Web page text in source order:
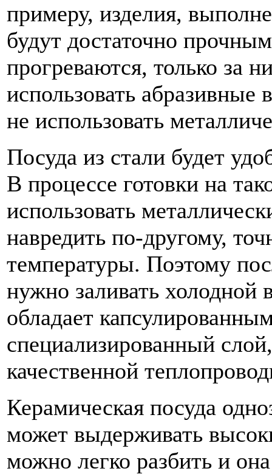
примеру, изделия,
будут достаточно
прогреваются, только за
использовать абразивные
не использовать
Посуда из стали будет
В процессе готовки на
использовать
навредить по-другому,
температуры. Поэтому
нужно заливать холодной
обладает
специализированный
качественной
Керамическая посуда
может выдерживать
можно легко разбить и